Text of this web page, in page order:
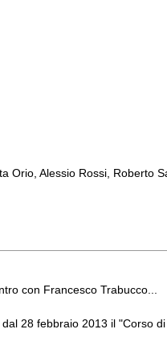
Alessio Rossi, Roberto
con Francesco Trabucco...
28 febbraio 2013 il "Corso